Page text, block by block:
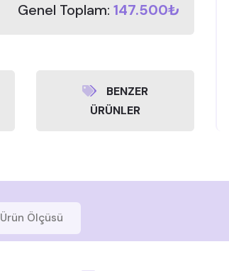
Genel Toplam: 147.500₺
BENZER
ÜRÜNLER
Ürün Ölçüsü